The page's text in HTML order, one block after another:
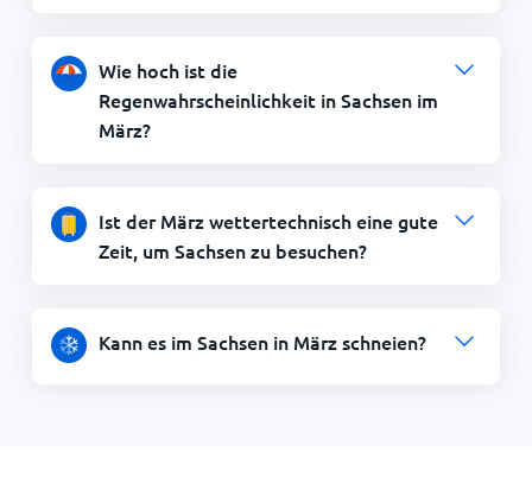
Wie hoch ist die
Regenwahrscheinlichkeit in Sachsen im
März?
Ist der März wettertechnisch eine gute
Zeit, um Sachsen zu besuchen?
Kann es im Sachsen in März schneien?